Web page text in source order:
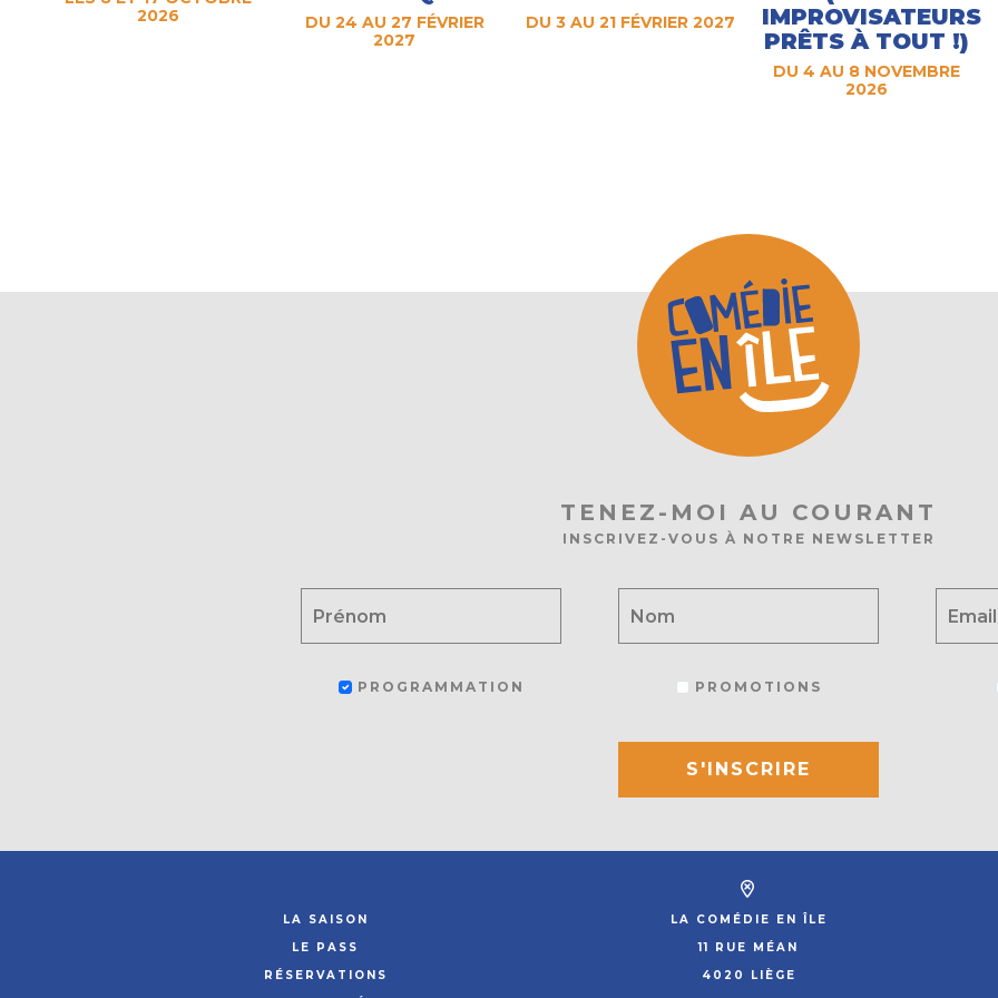
2026
DU 24 AU 27 FÉVRIER
2027
DU 3 AU 21 FÉVRIER 2027
IMPROVISATEURS
PRÊTS À TOUT !)
DU 4 AU 8 NOVEMBRE
2026
TENEZ-MOI AU COURANT
INSCRIVEZ-VOUS À NOTRE NEWSLETTER
PROGRAMMATION PROMOTIONS
S'INSCRIRE
LA SAISON
LE PASS
RÉSERVATIONS
LA COMÉDIE EN ÎLE
11 RUE MÉAN
4020 LIÈGE